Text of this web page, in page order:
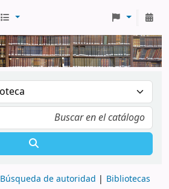
Búsqueda de autoridad Bibliotecas